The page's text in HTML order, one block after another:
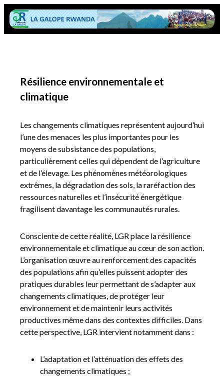
Résilience environnementale et
climatique
Les changements climatiques représentent aujourd’hui
l’une des menaces les plus importantes pour les
moyens de subsistance des populations,
particulièrement celles qui dépendent de l’agriculture
et de l’élevage. Les phénomènes météorologiques
extrêmes, la dégradation des sols, la raréfaction des
ressources naturelles et l’insécurité énergétique
fragilisent davantage les communautés rurales.
Consciente de cette réalité, LGR place la résilience
environnementale et climatique au cœur de son action.
L’organisation œuvre au renforcement des capacités
des populations afin qu’elles puissent adopter des
pratiques durables leur permettant de s’adapter aux
changements climatiques, de protéger leur
environnement et de maintenir leurs activités
productives même dans des contextes difficiles. Dans
cette perspective, LGR intervient notamment dans :
L’adaptation et l’atténuation des effets des
changements climatiques ;